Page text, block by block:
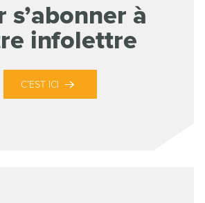
s’abonner à
infolettre
C’EST ICI